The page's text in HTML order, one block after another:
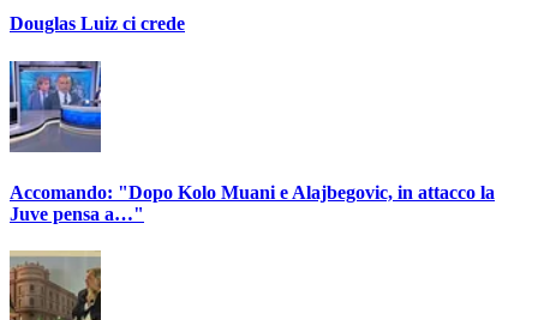
Douglas Luiz ci crede
Accomando: "Dopo Kolo Muani e Alajbegovic, in attacco la
Juve pensa a…"